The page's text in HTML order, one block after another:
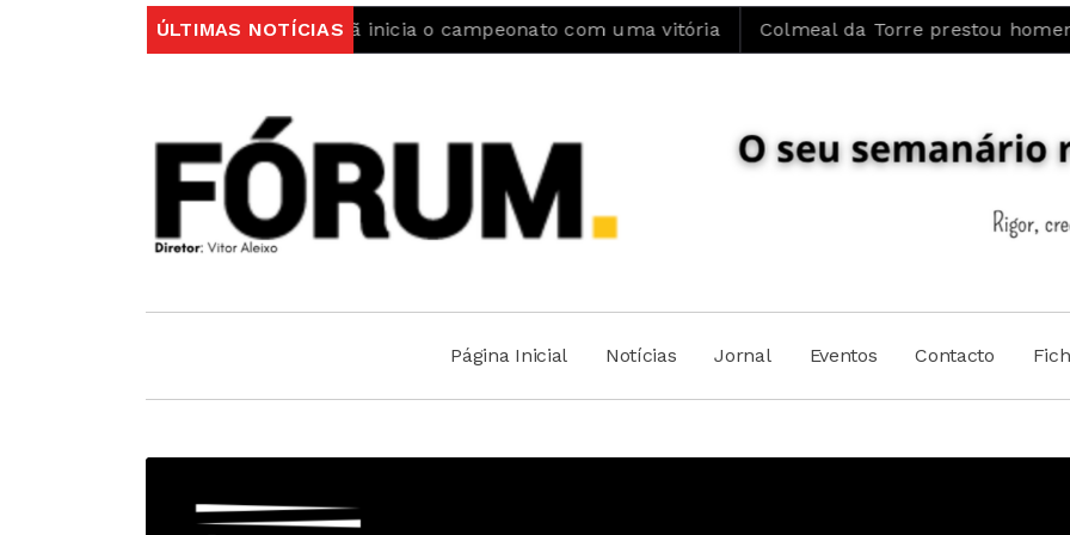
ÚLTIMAS NOTÍCIAS
Sporting da Covilhã inicia o campeonato com uma vitória Colmeal da Torre prestou homenagem ao Padre
Página Inicial Notícias Jornal Eventos Contacto